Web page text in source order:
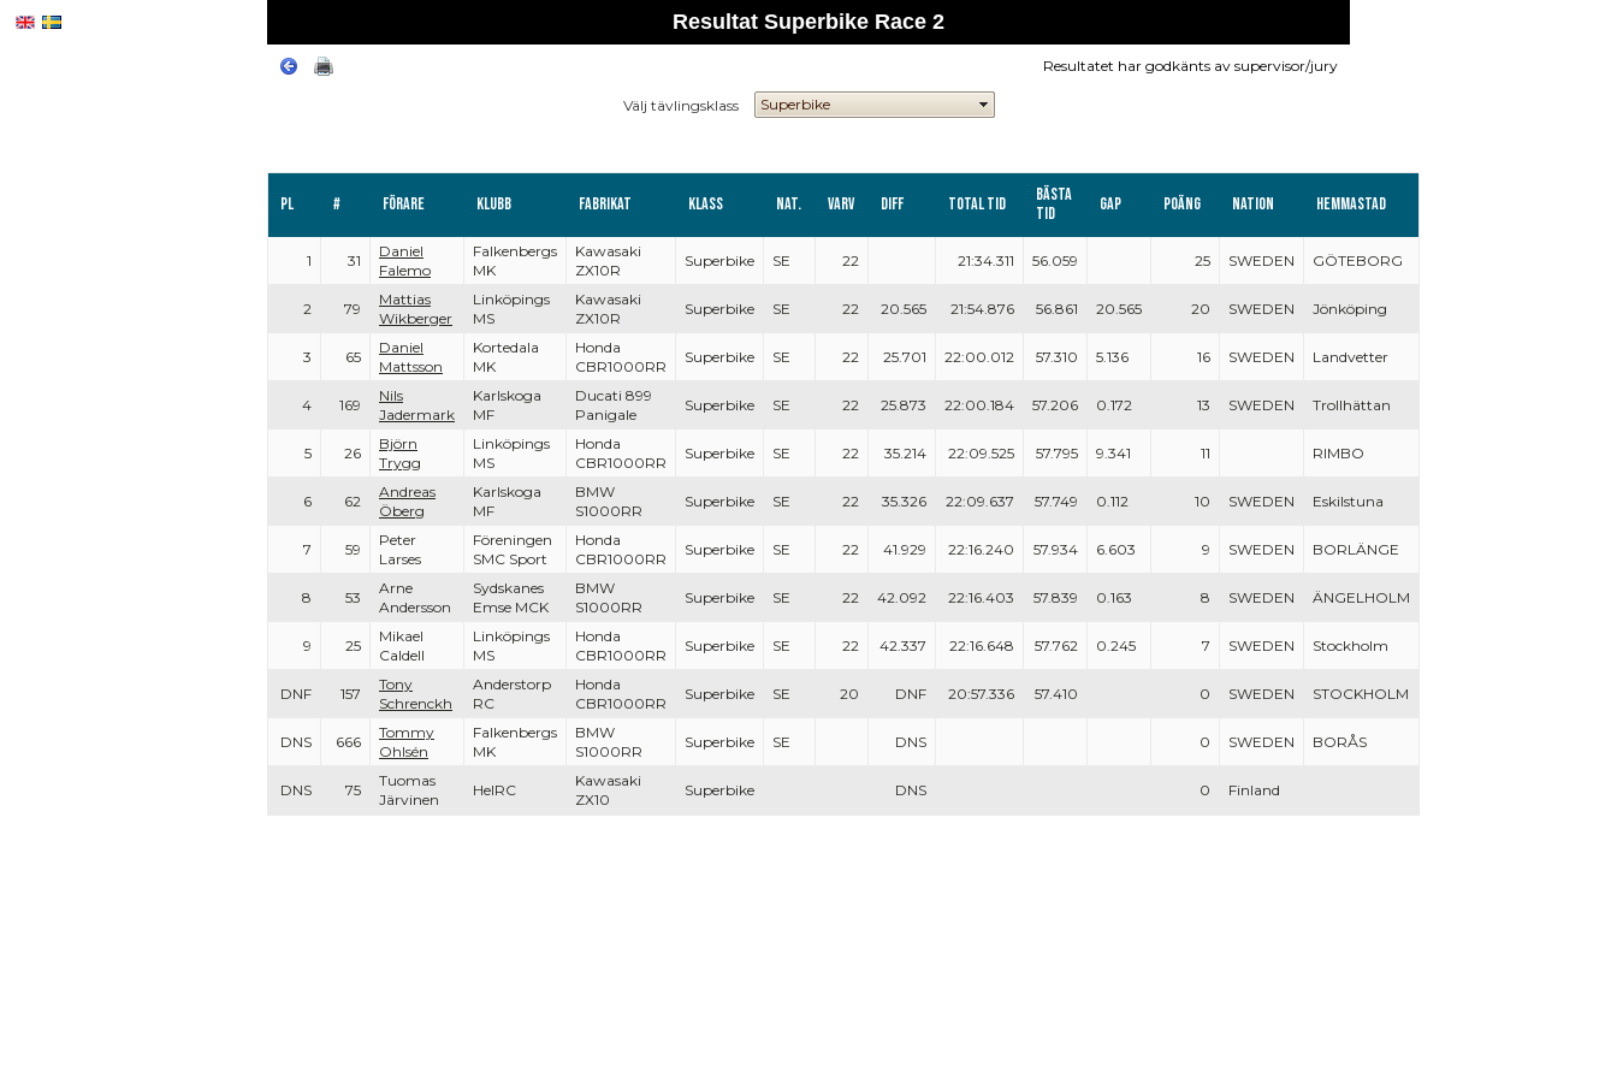
Resultat Superbike Race 2
Resultatet har godkänts av supervisor/jury
Välj tävlingsklass
Pl # Förare Klubb Fabrikat Klass Nat. Varv Diff Total tid
Bästa
tid
Gap Poäng Nation Hemmastad
1 31
Daniel
Falemo
Falkenbergs
MK
Kawasaki
ZX10R
Superbike SE 22 21:34.311 56.059 25 SWEDEN GÖTEBORG
2 79
Mattias
Wikberger
Linköpings
MS
Kawasaki
ZX10R
Superbike SE 22 20.565 21:54.876 56.861 20.565 20 SWEDEN Jönköping
3 65
Daniel
Mattsson
Kortedala
MK
Honda
CBR1000RR
Superbike SE 22 25.701 22:00.012 57.310 5.136 16 SWEDEN Landvetter
4 169
Nils
Jadermark
Karlskoga
MF
Ducati 899
Panigale
Superbike SE 22 25.873 22:00.184 57.206 0.172 13 SWEDEN Trollhättan
5 26
Björn
Trygg
Linköpings
MS
Honda
CBR1000RR
Superbike SE 22 35.214 22:09.525 57.795 9.341 11 RIMBO
6 62
Andreas
Öberg
Karlskoga
MF
BMW
S1000RR
Superbike SE 22 35.326 22:09.637 57.749 0.112 10 SWEDEN Eskilstuna
7 59
Peter
Larses
Föreningen
SMC Sport
Honda
CBR1000RR
Superbike SE 22 41.929 22:16.240 57.934 6.603 9 SWEDEN BORLÄNGE
8 53
Arne
Andersson
Sydskanes
Emse MCK
BMW
S1000RR
Superbike SE 22 42.092 22:16.403 57.839 0.163 8 SWEDEN ÄNGELHOLM
9 25
Mikael
Caldell
Linköpings
MS
Honda
CBR1000RR
Superbike SE 22 42.337 22:16.648 57.762 0.245 7 SWEDEN Stockholm
DNF 157
Tony
Schrenckh
Anderstorp
RC
Honda
CBR1000RR
Superbike SE 20 DNF 20:57.336 57.410 0 SWEDEN STOCKHOLM
DNS 666
Tommy
Ohlsén
Falkenbergs
MK
BMW
S1000RR
Superbike SE DNS 0 SWEDEN BORÅS
DNS 75
Tuomas
Järvinen
HelRC
Kawasaki
ZX10
Superbike DNS 0 Finland